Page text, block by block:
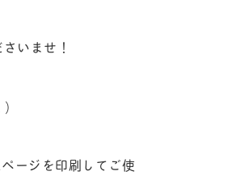
いませ！
)
ージを印刷してご使